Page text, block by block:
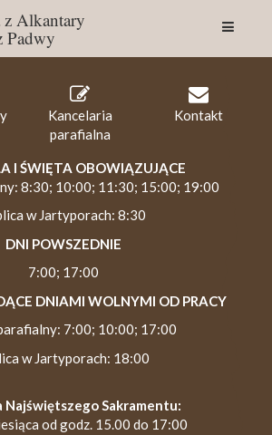
z Alkantary
Padwy
Kancelaria
parafialna
Kontakt
I ŚWIĘTA OBOWIĄZUJĄCE
8:30; 10:00; 11:30; 15:00; 19:00
w Jartyporach: 8:30
DNI POWSZEDNIE
7:00; 17:00
DNIAMI WOLNYMI OD PRACY
7:00; 10:00; 17:00
w Jartyporach: 18:00
Najświętszego Sakramentu:
od godz. 15.00 do 17:00